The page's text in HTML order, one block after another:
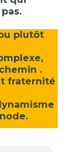
plutôt
.
fraternité